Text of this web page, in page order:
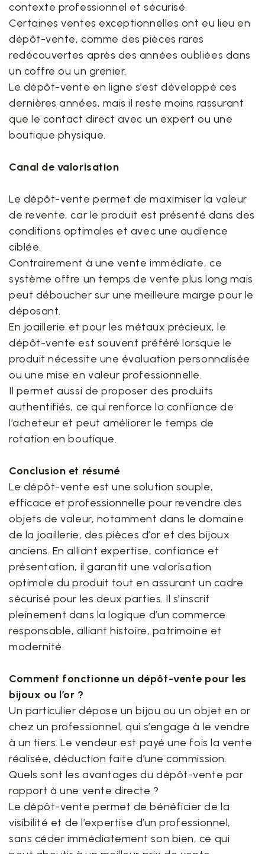
contexte professionnel et sécurisé.
Certaines ventes exceptionnelles ont eu lieu en
dépôt-vente, comme des pièces rares
redécouvertes après des années oubliées dans
un coffre ou un grenier.
Le dépôt-vente en ligne s’est développé ces
dernières années, mais il reste moins rassurant
que le contact direct avec un expert ou une
boutique physique.
Canal de valorisation
Le dépôt-vente permet de maximiser la valeur
de revente, car le produit est présenté dans des
conditions optimales et avec une audience
ciblée.
Contrairement à une vente immédiate, ce
système offre un temps de vente plus long mais
peut déboucher sur une meilleure marge pour le
déposant.
En joaillerie et pour les métaux précieux, le
dépôt-vente est souvent préféré lorsque le
produit nécessite une évaluation personnalisée
ou une mise en valeur professionnelle.
Il permet aussi de proposer des produits
authentifiés, ce qui renforce la confiance de
l’acheteur et peut améliorer le temps de
rotation en boutique.
Conclusion et résumé
Le dépôt-vente est une solution souple,
efficace et professionnelle pour revendre des
objets de valeur, notamment dans le domaine
de la joaillerie, des pièces d’or et des bijoux
anciens. En alliant expertise, confiance et
présentation, il garantit une valorisation
optimale du produit tout en assurant un cadre
sécurisé pour les deux parties. Il s’inscrit
pleinement dans la logique d’un commerce
responsable, alliant histoire, patrimoine et
modernité.
Comment fonctionne un dépôt-vente pour les
bijoux ou l’or ?
Un particulier dépose un bijou ou un objet en or
chez un professionnel, qui s’engage à le vendre
à un tiers. Le vendeur est payé une fois la vente
réalisée, déduction faite d’une commission.
Quels sont les avantages du dépôt-vente par
rapport à une vente directe ?
Le dépôt-vente permet de bénéficier de la
visibilité et de l’expertise d’un professionnel,
sans céder immédiatement son bien, ce qui